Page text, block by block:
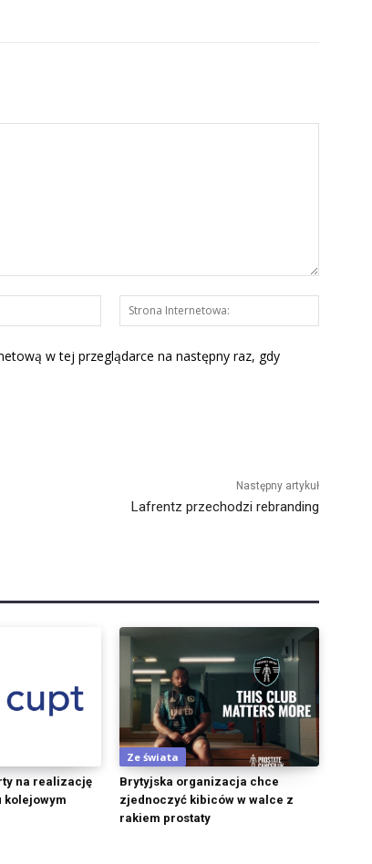
mail:*
w tej przeglądarce na następny raz, gdy
Następny artykuł
Lafrentz przechodzi rebranding
na realizację
kolejowym
Ze świata
Brytyjska organizacja chce
zjednoczyć kibiców w walce z
rakiem prostaty